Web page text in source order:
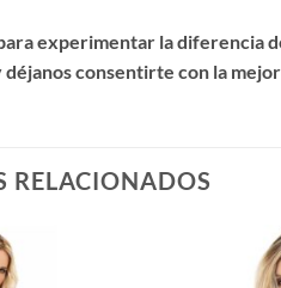
experimentar la diferencia
déjanos consentirte con la
RELACIONADOS